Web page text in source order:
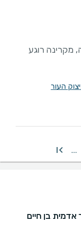
מקרינה רוגע
העור
...
אדמית בן חיים